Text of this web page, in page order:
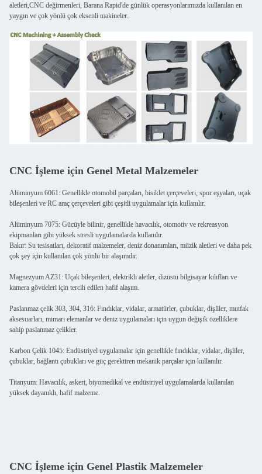
aletleri,CNC değirmenleri, Barana Rapid'de günlük operasyonlarımızda kullanılan en
yaygın ve çok yönlü çok eksenli makineler..
CNC İşleme için Genel Metal Malzemeler
Alüminyum 6061: Genellikle otomobil parçaları, bisiklet çerçeveleri, spor eşyaları, uçak
bileşenleri ve RC araç çerçeveleri gibi çeşitli uygulamalar için kullanılır.
Alüminyum 7075: Gücüyle bilinir, genellikle havacılık, otomotiv ve rekreasyon
ekipmanları gibi yüksek stresli uygulamalarda kullanılır.
Bakır: Su tesisatları, dekoratif malzemeler, deniz donanımları, müzik aletleri ve daha pek
çok şey için kullanılan çok yönlü bir alaşımdır.
Magnezyum AZ31: Uçak bileşenleri, elektrikli aletler, dizüstü bilgisayar kılıfları ve
kamera gövdeleri için tercih edilen hafif alaşım.
Paslanmaz çelik 303, 304, 316: Fındıklar, vidalar, armatürler, çubuklar, dişliler, mutfak
aksesuarları, mimari elemanlar ve deniz uygulamaları için uygun değişik özelliklere
sahip paslanmaz çelikler.
Karbon Çelik 1045: Endüstriyel uygulamalar için genellikle fındıklar, vidalar, dişliler,
çubuklar, bağlantı çubukları ve güç gerektiren mekanik parçalar için kullanılır.
Titanyum: Havacılık, askeri, biyomedikal ve endüstriyel uygulamalarda kullanılan
yüksek dayanıklı, hafif malzeme.
CNC İşleme için Genel Plastik Malzemeler